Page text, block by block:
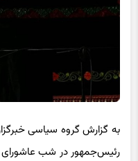
به گزارش گروه سیاسی
رئیس‌جمهور در شب عاشورای